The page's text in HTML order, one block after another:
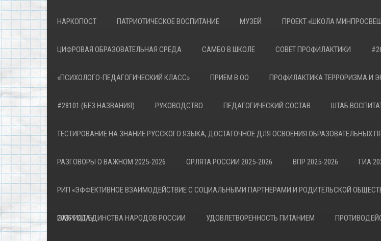
НАРКОПОСТ ПАТРИОТИЧЕСКОЕ ВОСПИТАНИЕ МУЗЕЙ ПРОЕКТ «ШКОЛА
ЦИФРОВАЯ ОБРАЗОВАТЕЛЬНАЯ СРЕДА САМБО В ШКОЛЕ СОВЕТ ПРОФИЛАКТИКИ
«ПСИХОЛОГО-ПЕДАГОГИЧЕСКИЙ КЛАСС» ПРИЕМ В ОО ПРОФИЛАКТИКА ТЕРРОРИЗМА И
#28101 (БЕЗ НАЗВАНИЯ) РУКОВОДСТВО ПЕДАГОГИЧЕСКИЙ СОСТАВ ШТАБ
ТЕСТИРОВАНИЕ НА ЗНАНИЕ РУССКОГО ЯЗЫКА, ДОСТАТОЧНОЕ ДЛЯ ОСВОЕНИЯ ОБРАЗОВАТЕЛЬНЫХ
РАЗГОВОРЫ О ВАЖНОМ 2025-2026 ОРЛЯТА РОССИИ 2025-2026 ВПР 2025-2026 ГИА
РИП «ЭФФЕКТИВНОЕ ВЗАИМОДЕЙСТВИЕ С СОЦИАЛЬНЫМИ ПАРТНЕРАМИ И РОДИТЕЛЬСКОЙ
ПАТРИОТА»
2026 ГОД ЕДИНСТВА НАРОДОВ РОССИИ УДОВЛЕТВОРЕННОСТЬ ПИТАНИЕМ